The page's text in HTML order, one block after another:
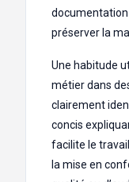
préserver la
Une habitude
métier dans
clairement
concis
facilite le
la mise en